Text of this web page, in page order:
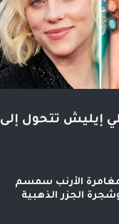
إيليش تتحول إلى
الأرنب سمسم
الجزر الذهبية